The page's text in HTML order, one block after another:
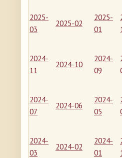
2025-
03
2025-02
2025-
01
2024-
11
2024-10
2024-
09
2024-
07
2024-06
2024-
05
2024-
03
2024-02
2024-
01